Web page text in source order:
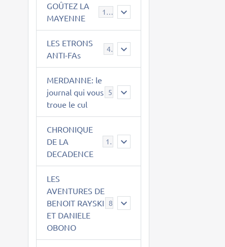
GOÛTEZ LA
MAYENNE
189
LES ETRONS
ANTI-FAs
4
MERDANNE: le
journal qui vous
troue le cul
CHRONIQUE
DE LA
DECADENCE
12
LES
AVENTURES DE
BENOIT RAYSKI
ET DANIELE
OBONO